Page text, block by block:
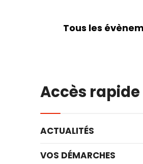
Tous les
Accès rapide
ACTUALITÉS
VOS DÉMARCHES